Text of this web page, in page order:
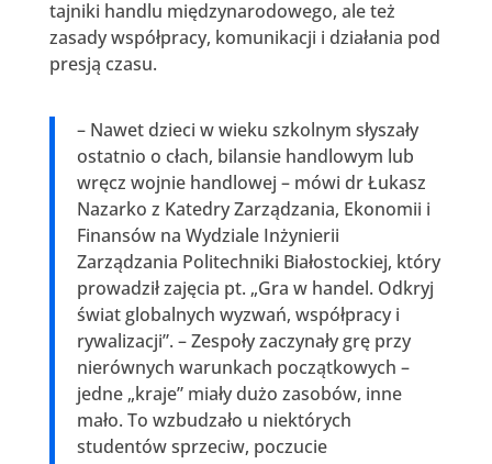
tajniki handlu międzynarodowego, ale też
zasady współpracy, komunikacji i działania pod
presją czasu.
– Nawet dzieci w wieku szkolnym słyszały
ostatnio o cłach, bilansie handlowym lub
wręcz wojnie handlowej – mówi dr Łukasz
Nazarko z Katedry Zarządzania, Ekonomii i
Finansów na Wydziale Inżynierii
Zarządzania Politechniki Białostockiej, który
prowadził zajęcia pt. „Gra w handel. Odkryj
świat globalnych wyzwań, współpracy i
rywalizacji”. – Zespoły zaczynały grę przy
nierównych warunkach początkowych –
jedne „kraje” miały dużo zasobów, inne
mało. To wzbudzało u niektórych
studentów sprzeciw, poczucie